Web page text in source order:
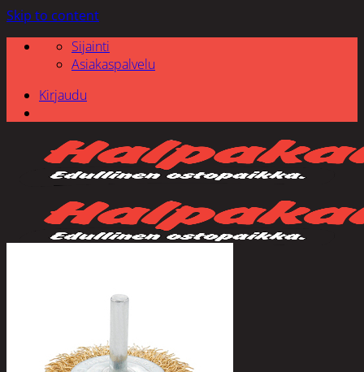
Skip to content
Sijainti
Asiakaspalvelu
Kirjaudu